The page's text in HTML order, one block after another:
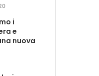
i
e
nuova